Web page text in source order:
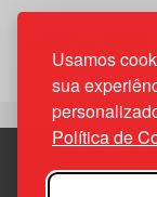
Usamos
sua
Política de